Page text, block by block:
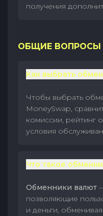
получения
ОБЩИЕ ВОПРОСЫ
Как выбрать
Чтобы выбрать
MoneySwap,
комиссии, рейтинг
условия
Что такое
Обменники валют
позволяющие
и деньги,